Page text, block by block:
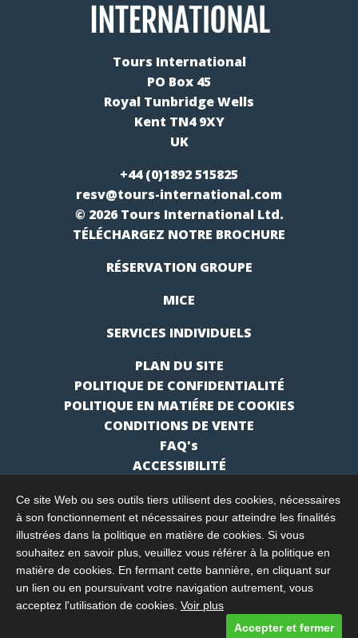
Ce site Web ou ses outils tiers utilisent des cookies, nécessaires
à son fonctionnement et nécessaires pour atteindre les finalités
illustrées dans la politique en matière de cookies. Si vous
souhaitez en savoir plus, veuillez vous référer à la politique en
matière de cookies. En fermant cette bannière, en cliquant sur
un lien ou en poursuivant votre navigation autrement, vous
acceptez l'utilisation de cookies. Voir plus
Accepter et fermer
Tours International
PO Box 45
Royal Tunbridge Wells
Kent TN4 9XY
UK
+44 (0)1892 515825
resv@tours-international.com
© 2026 Tours International Ltd.
TÉLÉCHARGEZ NOTRE BROCHURE
RÉSERVATION GROUPE
MICE
SERVICES INDIVIDUELS
PLAN DU SITE
POLITIQUE DE CONFIDENTIALITÉ
POLITIQUE EN MATIÉRE DE COOKIES
CONDITIONS DE VENTE
FAQ's
ACCESSIBILITÉ
Comtecs